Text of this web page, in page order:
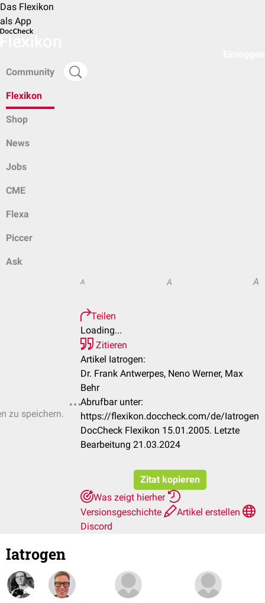
Das Flexikon
als App
Community
Flexikon
Shop
News
Jobs
CME
Flexa
Piccer
Ask
zu speichern.
A A A
Teilen
Loading...
Zitieren
Artikel Iatrogen:
Dr. Frank Antwerpes, Neno Werner, Max
Behr
Abrufbar unter:
https://flexikon.doccheck.com/de/Iatrogen
DocCheck Flexikon 15.01.2005. Letzte
Bearbeitung 21.03.2024
Zitat kopieren
Was zeigt hierher
Versionsgeschichte
Artikel erstellen
Discord
Iatrogen